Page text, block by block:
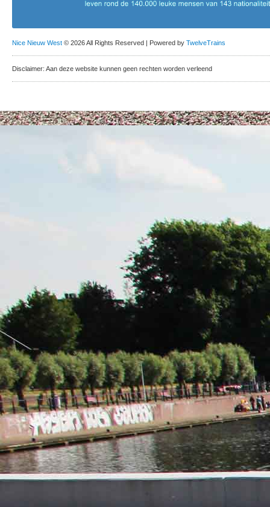
Nice Nieuw West © 2026 All Rights Reserved | Powered by TwelveTrains
Disclaimer: Aan deze website kunnen geen rechten worden verleend